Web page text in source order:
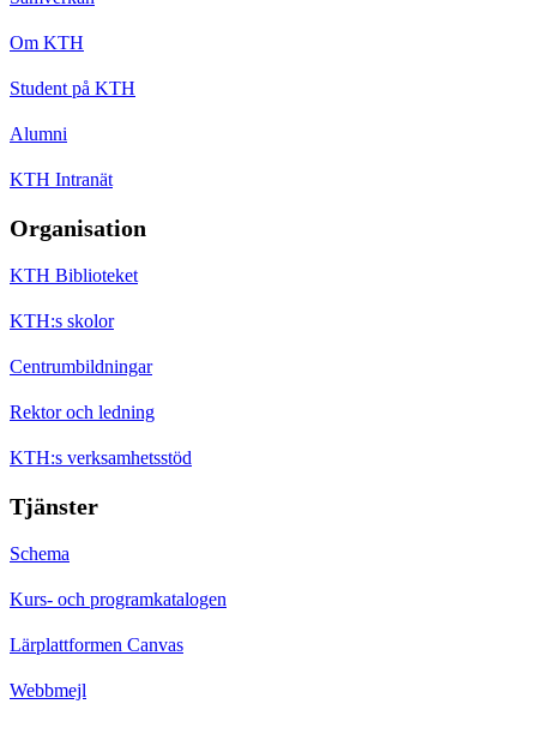
Om KTH
Student på KTH
Alumni
KTH Intranät
Organisation
KTH Biblioteket
KTH:s skolor
Centrumbildningar
Rektor och ledning
KTH:s verksamhetsstöd
Tjänster
Schema
Kurs- och programkatalogen
Lärplattformen Canvas
Webbmejl